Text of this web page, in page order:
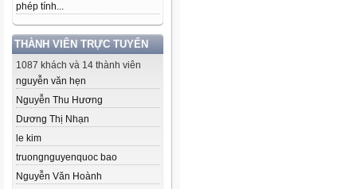
phép tính...
THÀNH VIÊN TRỰC TUYẾN
1087 khách và 14 thành viên
nguyễn văn hẹn
Nguyễn Thu Hương
Dương Thị Nhạn
le kim
truongnguyenquoc bao
Nguyễn Văn Hoành